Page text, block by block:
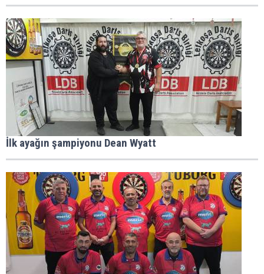
İlk ayağın şampiyonu Dean Wyatt